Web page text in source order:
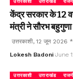
उत्तरकाशी उत्तराखंड
केंद्र सरकार के 12
मंत्री ने सौरभ बहुगुणा
उत्तरकाशी, 12 जून 2026
Lokesh Badoni June
उत्तरकाशी उत्तराखंड